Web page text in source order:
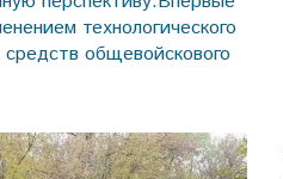
технологического
общевойскового